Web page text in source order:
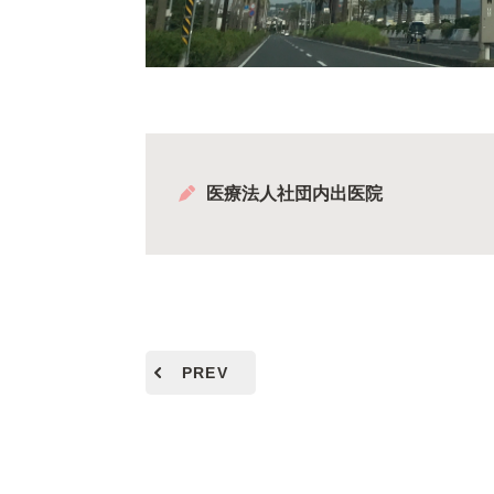
医療法人社団内出医院
PREV